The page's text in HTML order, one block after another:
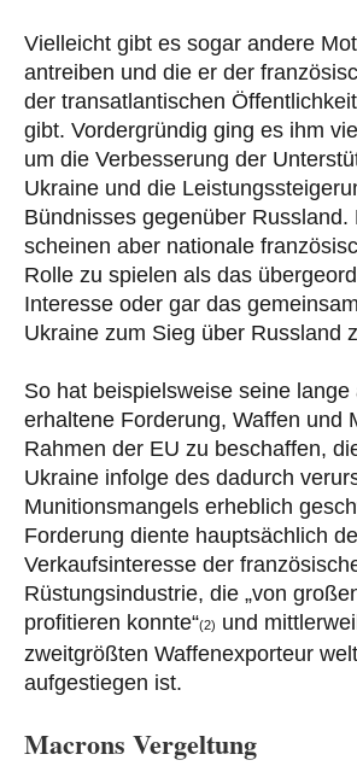
Vielleicht gibt es sogar andere
antreiben und die er der
der transatlantischen
gibt. Vordergründig ging es ihm
um die Verbesserung der
Ukraine und die
Bündnisses gegenüber Russland.
scheinen aber nationale
Rolle zu spielen als das
Interesse oder gar das
Ukraine zum Sieg über Russland
So hat beispielsweise seine lange
erhaltene Forderung, Waffen und
Rahmen der EU zu beschaffen,
Ukraine infolge des dadurch
Munitionsmangels erheblich
Forderung diente hauptsächlich
Verkaufsinteresse der
Rüstungsindustrie, die „von
profitieren konnte“(2) und
zweitgrößten Waffenexporteur
aufgestiegen ist.
Macrons Vergeltung